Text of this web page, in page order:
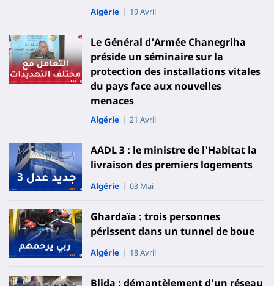
Algérie 19 Avril
Le Général d'Armée Chanegriha
préside un séminaire sur la
protection des installations vitales
du pays face aux nouvelles
menaces
Algérie 21 Avril
AADL 3 : le ministre de l'Habitat la
livraison des premiers logements
Algérie 03 Mai
Ghardaïa : trois personnes
périssent dans un tunnel de boue
Algérie 18 Avril
Blida : démantèlement d'un réseau